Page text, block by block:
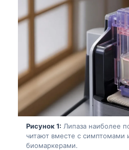
Рисунок 1: Липаза наиболее
читают вместе с
биомаркерами.